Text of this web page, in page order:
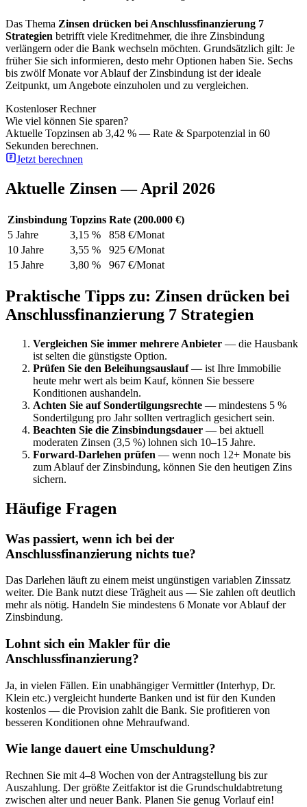
Das Thema Zinsen drücken bei Anschlussfinanzierung 7
Strategien betrifft viele Kreditnehmer, die ihre Zinsbindung
verlängern oder die Bank wechseln möchten. Grundsätzlich gilt: Je
früher Sie sich informieren, desto mehr Optionen haben Sie. Sechs
bis zwölf Monate vor Ablauf der Zinsbindung ist der ideale
Zeitpunkt, um Angebote einzuholen und zu vergleichen.
Kostenloser Rechner
Wie viel können Sie sparen?
Aktuelle Topzinsen ab 3,42 % — Rate & Sparpotenzial in 60
Sekunden berechnen.
Jetzt berechnen
Aktuelle Zinsen — April 2026
Zinsbindung Topzins Rate (200.000 €)
5 Jahre
3,15 %
858 €/Monat
10 Jahre
3,55 %
925 €/Monat
15 Jahre
3,80 % 967 €/Monat
Praktische Tipps zu: Zinsen drücken bei
Anschlussfinanzierung 7 Strategien
Vergleichen Sie immer mehrere Anbieter — die Hausbank
ist selten die günstigste Option.
Prüfen Sie den Beleihungsauslauf— ist Ihre Immobilie
heute mehr wert als beim Kauf, können Sie bessere
Konditionen aushandeln.
Achten Sie auf Sondertilgungsrechte — mindestens 5 %
Sondertilgung pro Jahr sollten vertraglich gesichert sein.
Beachten Sie die Zinsbindungsdauer — bei aktuell
moderaten Zinsen (3,5 %) lohnen sich 10–15 Jahre.
Forward-Darlehen prüfen — wenn noch 12+ Monate bis
zum Ablauf der Zinsbindung, können Sie den heutigen Zins
sichern.
Häufige Fragen
Was passiert, wenn ich bei der
Anschlussfinanzierung nichts tue?
Das Darlehen läuft zu einem meist ungünstigen variablen Zinssatz
weiter. Die Bank nutzt diese Trägheit aus — Sie zahlen oft deutlich
mehr als nötig. Handeln Sie mindestens 6 Monate vor Ablauf der
Zinsbindung.
Lohnt sich ein Makler für die
Anschlussfinanzierung?
Ja, in vielen Fällen. Ein unabhängiger Vermittler (Interhyp, Dr.
Klein etc.) vergleicht hunderte Banken und ist für den Kunden
kostenlos — die Provision zahlt die Bank. Sie profitieren von
besseren Konditionen ohne Mehraufwand.
Wie lange dauert eine Umschuldung?
Rechnen Sie mit 4–8 Wochen von der Antragstellung bis zur
Auszahlung. Der größte Zeitfaktor ist die Grundschuldabtretung
zwischen alter und neuer Bank. Planen Sie genug Vorlauf ein!